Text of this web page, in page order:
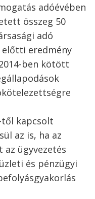
adóévében
összeg 50
adó
előtti eredmény
ben kötött
től kapcsolt
az is, ha az
az ügyvezetés
és pénzügyi